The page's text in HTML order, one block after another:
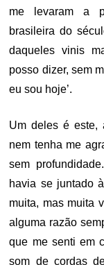
me levaram a
brasileira do
daqueles vinis
posso dizer, sem
eu sou hoje’.
Um deles é este,
nem tenha me
sem
havia se juntado
muita, mas muita
alguma razão
que me senti em
som de cordas